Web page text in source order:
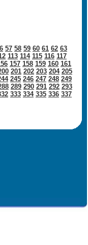
57 58 59 60 61 62 63
113 114 115 116 117
157 158 159 160 161
201 202 203 204 205
245 246 247 248 249
289 290 291 292 293
333 334 335 336 337